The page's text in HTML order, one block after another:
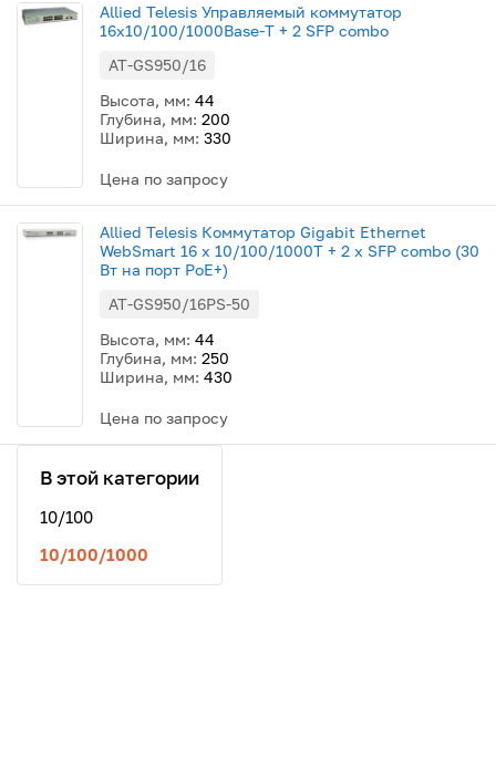
Allied Telesis Управляемый коммутатор
16x10/100/1000Base-T + 2 SFP combo
AT-GS950/16
Высота, мм: 44
Глубина, мм: 200
Ширина, мм: 330
Цена по запросу
Allied Telesis Коммутатор Gigabit Ethernet
WebSmart 16 х 10/100/1000T + 2 х SFP combo (30
Вт на порт PoE+)
AT-GS950/16PS-50
Высота, мм: 44
Глубина, мм: 250
Ширина, мм: 430
Цена по запросу
В этой категории
10/100
10/100/1000